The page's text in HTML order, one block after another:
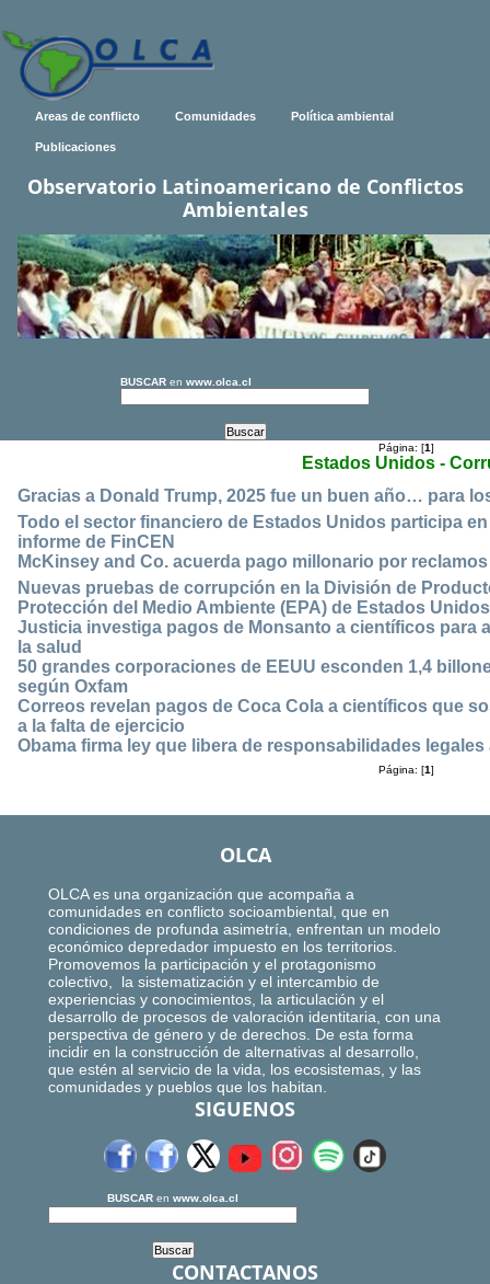
Areas de conflicto Comunidades Política ambiental
Publicaciones
Observatorio Latinoamericano de Conflictos
Ambientales
BUSCAR en www.olca.cl
Página: [1]
Estados Unidos -
Gracias a Donald Trump, 2025 fue un buen año… para
Todo el sector financiero de Estados Unidos participa
informe de FinCEN
McKinsey and Co. acuerda pago millonario por
Nuevas pruebas de corrupción en la División de
Protección del Medio Ambiente (EPA) de Estados Unidos
Justicia investiga pagos de Monsanto a científicos para
la salud
50 grandes corporaciones de EEUU esconden 1,4
según Oxfam
Correos revelan pagos de Coca Cola a científicos que
a la falta de ejercicio
Obama firma ley que libera de responsabilidades legales
Página: [1]
OLCA
OLCA es una organización que acompaña a
comunidades en conflicto socioambiental, que en
condiciones de profunda asimetría, enfrentan un modelo
económico depredador impuesto en los territorios.
Promovemos la participación y el protagonismo
colectivo, la sistematización y el intercambio de
experiencias y conocimientos, la articulación y el
desarrollo de procesos de valoración identitaria, con una
perspectiva de género y de derechos. De esta forma
incidir en la construcción de alternativas al desarrollo,
que estén al servicio de la vida, los ecosistemas, y las
comunidades y pueblos que los habitan.
SIGUENOS
BUSCAR en www.olca.cl
CONTACTANOS